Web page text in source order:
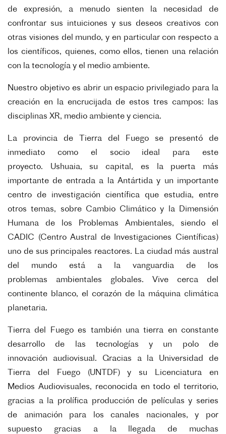
de expresión, a menudo sienten la necesidad de
confrontar sus intuiciones y sus deseos creativos con
otras visiones del mundo, y en particular con respecto a
los científicos, quienes, como ellos, tienen una relación
con la tecnología y el medio ambiente.
Nuestro objetivo es abrir un espacio privilegiado para la
creación en la encrucijada de estos tres campos:
las
disciplinas XR, medio ambiente y ciencia.
La provincia de Tierra del Fuego se presentó de
inmediato como el socio ideal para este
proyecto. Ushuaia, su capital, es la puerta más
importante de entrada a la Antártida y un importante
centro de investigación científica que estudia, entre
otros temas, sobre Cambio Climático y la Dimensión
Humana de los Problemas Ambientales, siendo el
CADIC (Centro Austral de Investigaciones Científicas)
uno de sus principales reactores. La ciudad más austral
del mundo está a la vanguardia de los
problemas ambientales globales. Vive cerca del
continente blanco, el corazón de la máquina climática
planetaria.
Tierra del Fuego es también una tierra en constante
desarrollo de las tecnologías y un polo de
innovación audiovisual. Gracias a la Universidad de
Tierra del Fuego (UNTDF) y su Licenciatura en
Medios Audiovisuales, reconocida en todo el territorio,
gracias a la prolífica producción de películas y series
de animación para los canales nacionales, y por
supuesto gracias a la llegada de muchas